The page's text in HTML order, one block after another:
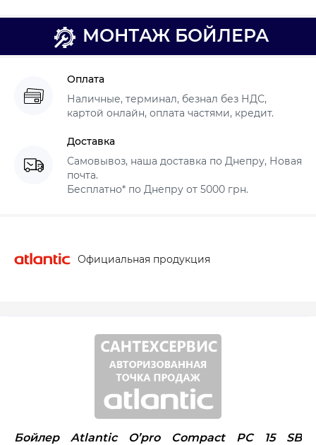
МОНТАЖ БОЙЛЕРА
Оплата
Наличные, терминал, безнал без НДС,
картой онлайн, оплата частями, кредит.
Доставка
Самовывоз, наша доставка по Днепру, Новая
почта.
Бесплатно* по Днепру от 5000 грн.
Официальная продукция
Бойлер Atlantic O’pro Compact PC 15 SB